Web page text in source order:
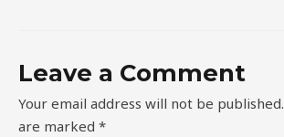
Leave a Comment
Your email address will not be published.
are marked *